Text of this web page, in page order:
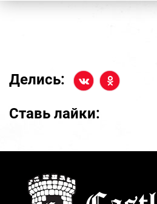
Делись:
Ставь лайки: